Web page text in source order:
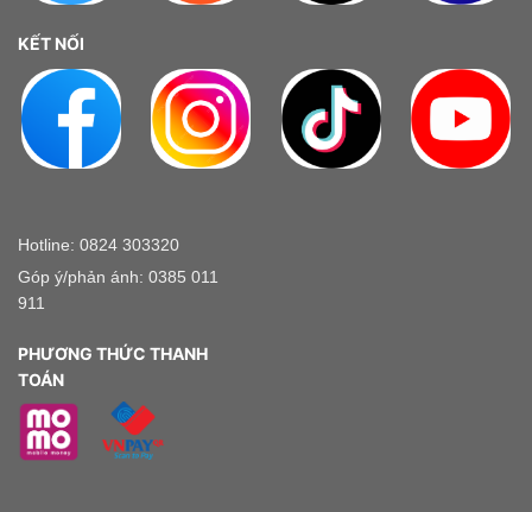
KẾT NỐI
Hotline: 0824 303320
Góp ý/phản ánh: 0385 011
911
PHƯƠNG THỨC THANH
TOÁN